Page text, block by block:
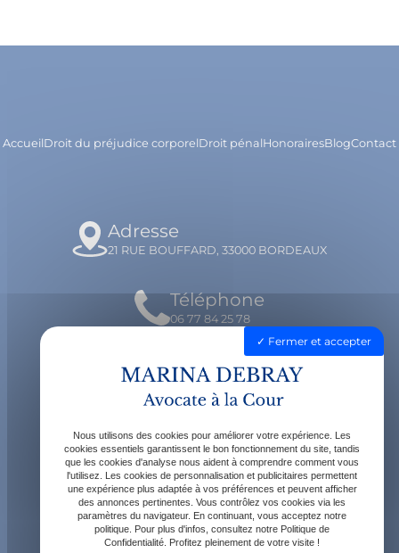
AccueilDroit du préjudice corporelDroit pénalHonorairesBlogContact
Adresse
21 RUE BOUFFARD, 33000 BORDEAUX
Téléphone
06 77 84 25 78
Email
contact@avocatdebray.fr
Horaires
Lundi - Vendredi : 9h - 19h
Fermer et accepter
Nous utilisons des cookies pour améliorer votre expérience. Les
cookies essentiels garantissent le bon fonctionnement du site, tandis
que les cookies d'analyse nous aident à comprendre comment vous
l'utilisez. Les cookies de personnalisation et publicitaires permettent
une expérience plus adaptée à vos préférences et peuvent afficher
des annonces pertinentes. Vous contrôlez vos cookies via les
paramètres du navigateur. En continuant, vous acceptez notre
politique. Pour plus d'infos, consultez notre Politique de
Confidentialité. Profitez pleinement de votre visite !